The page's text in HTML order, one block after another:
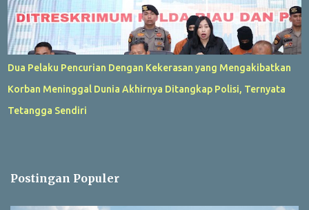
Dua Pelaku Pencurian Dengan Kekerasan yang Mengakibatkan
Korban Meninggal Dunia Akhirnya Ditangkap Polisi, Ternyata
Tetangga Sendiri
Postingan Populer